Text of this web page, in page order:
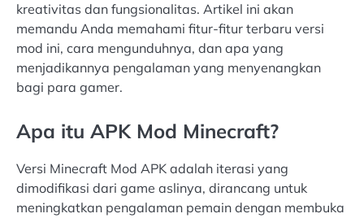
kreativitas dan fungsionalitas. Artikel ini akan
memandu Anda memahami fitur-fitur terbaru versi
mod ini, cara mengunduhnya, dan apa yang
menjadikannya pengalaman yang menyenangkan
bagi para gamer.
Apa itu APK Mod Minecraft?
Versi Minecraft Mod APK adalah iterasi yang
dimodifikasi dari game aslinya, dirancang untuk
meningkatkan pengalaman pemain dengan membuka